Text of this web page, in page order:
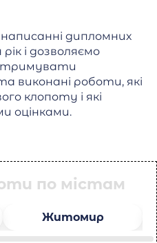
дипломних
і дозволяємо
виконані роботи, які
клопоту і які
оцінками.
по містам
Житомир